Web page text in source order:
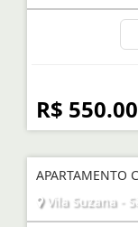
R$
APARTAMENTO
Vila Suzana -